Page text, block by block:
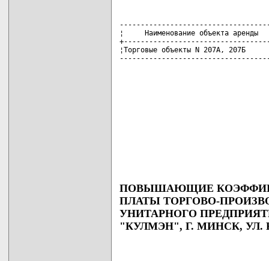
¦     Наименование объекта
¦Торговые объекты N 207А,
ПОВЫШАЮЩИЕ
ПЛАТЫ ТОРГОВО-
УНИТАРНОГО
"КУЛМЭН", Г. МИНСК, УЛ.